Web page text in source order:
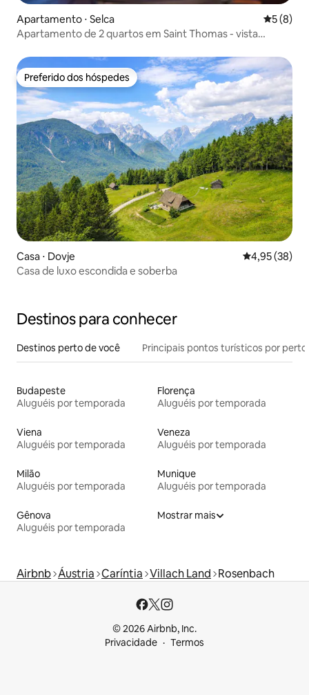
Apartamento ⋅ Selca 5 de
5 (8)
Apartamento de 2 quartos em Saint Thomas - vista
Preferido dos hóspedes
Preferido dos hóspedes
Casa ⋅ Dovje 4,95 de uma
4,95 (38)
Casa de luxo escondida e soberba
Destinos para conhecer
Destinos perto de você Principais pontos turísticos por perto
Budapeste
Aluguéis por temporada
Florença
Aluguéis por temporada
Viena
Aluguéis por temporada
Veneza
Aluguéis por temporada
Milão
Aluguéis por temporada
Munique
Aluguéis por temporada
Gênova
Aluguéis por temporada
Mostrar mais
Airbnb Áustria Caríntia Villach Land Rosenbach
© 2026 Airbnb, Inc.
Privacidade
Termos